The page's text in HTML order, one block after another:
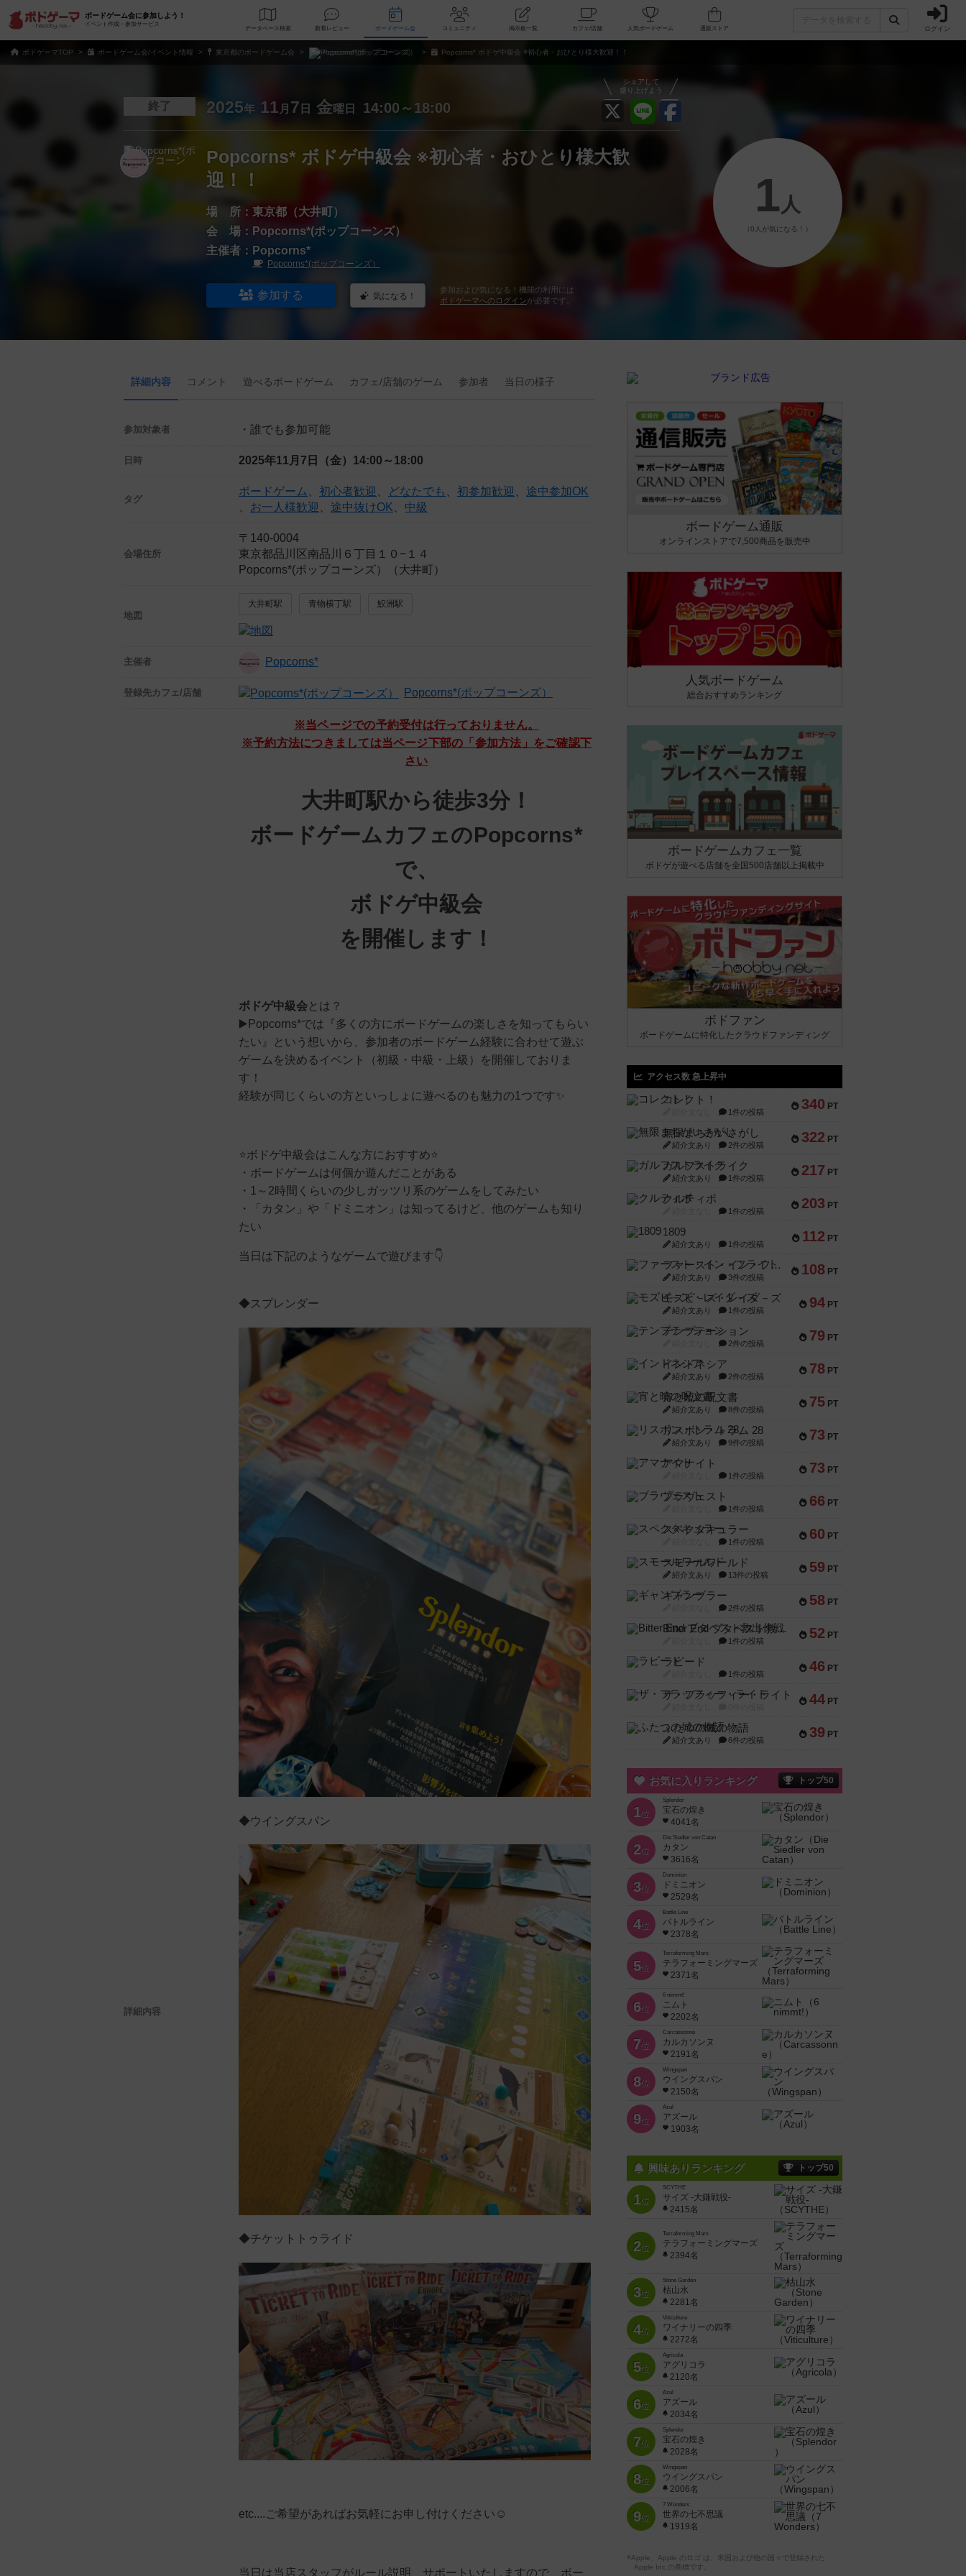
ボードゲーム会に参加しよう！
イベント作成・参加サービス
データベース 検索 新着レビュー ボードゲーム会 コミュニティ 掲示板一覧 カフェ/店舗 人気ボードゲーム ログイン
ボドゲーマTOP ボードゲーム会/イベント情報 東京都のボードゲーム会 Popcorns*(ポップコーンズ） Popcorns* ボドゲ中級会 ※初心者・おひとり様大歓迎！！
シェアして
盛り上げよう
終了 2025年 11 月 7 日 金曜日 14:00～18:00
Popcorns* ボドゲ中級会 ※初心者・おひとり様大歓
迎！！
場 所： 東京都（大井町）
会 場： Popcorns*(ポップコーンズ）
主催者： Popcorns*
Popcorns*(ポップコーンズ）
参加する 気になる！
参加および気になる！機能の利用には
ボドゲーマへのログインが必要です。
1 人
（0人が気になる！）
詳細内容 コメント 遊べるボードゲーム カフェ/店舗のゲーム 参加者 当日の様子
参加対象者 ・誰でも参加可能
日時 2025年11月7日（金） 14:00～18:00
タグ
ボードゲーム 初心者歓迎 どなたでも 初参加歓迎
途中参加OK
お一人様歓迎 途中抜けOK 中級
会場住所
〒140-0004
東京都品川区南品川６丁目１０−１４
Popcorns*(ポップコーンズ）（大井町）
地図
大井町駅 青物横丁駅 鮫洲駅
主催者 Popcorns*
登録先カフェ/店舗 Popcorns*(ポップコーンズ）
詳細内容
※当ページでの予約受付は行っておりません。
※予約方法につきましては当ページ下部の「参加方法」をご確認下
さい
大井町駅から徒歩3分！
ボードゲームカフェのPopcorns*
で、
ボドゲ中級会
を開催します！
ボドゲ中級会とは？
▶️Popcorns*では『多くの方にボードゲームの楽しさを知ってもらい
たい』という想いから、参加者のボードゲーム経験に合わせて遊ぶ
ゲームを決めるイベント（初級・中級・上級）を開催しておりま
す！
経験が同じくらいの方といっしょに遊べるのも魅力の1つです✨️
⭐️ボドゲ中級会はこんな方におすすめ⭐️
・ボードゲームは何個か遊んだことがある
・1～2時間くらいの少しガッツリ系のゲームをしてみたい
・「カタン」や「ドミニオン」は知ってるけど、他のゲームも知り
たい
当日は下記のようなゲームで遊びます👇️
◆スプレンダー
◆ウイングスパン
◆チケットトゥライド
etc....ご希望があればお気軽にお申し付けください☺️
当日は当店スタッフがルール説明、サポートいたしますので、ボー
ボードゲーム通販
オンラインストアで7,500商品を販売中
人気ボードゲーム
総合おすすめランキング
ボードゲームカフェ一覧
ボドゲが遊べる店舗を全国500店舗以上掲載中
ボドファン
ボードゲームに特化したクラウドファンディング
アクセス数 急上昇中
340 PT
コレクト！
1件の投稿
322 PT
無限まちがいさがし
紹介文あり 2件の投稿
217 PT
ガルフストライク
紹介文あり 1件の投稿
203 PT
クルティボ
1件の投稿
112 PT
1809
紹介文あり 1件の投稿
108 PT
ファースト・イン・フライト
紹介文あり 3件の投稿
94 PT
モズビ－ズ・レイダ－ズ
紹介文あり 1件の投稿
79 PT
テンプテーション
2件の投稿
78 PT
インドネシア
紹介文あり 2件の投稿
75 PT
宵と暁の呪文書
紹介文あり 8件の投稿
73 PT
リスボン・トラム 28
紹介文あり 9件の投稿
73 PT
アマナイト
1件の投稿
66 PT
ブラヴェスト
1件の投稿
60 PT
スペクタキュラー
1件の投稿
59 PT
スモールワールド
紹介文あり 13件の投稿
58 PT
ギャンブラー
2件の投稿
52 PT
Bitter End ブタペスト救出作戦
1件の投稿
46 PT
ラピード
1件の投稿
44 PT
ザ・フラッフィー・ライト
39 PT
ふたつの城の物語
紹介文あり 6件の投稿
お気に入りランキング トップ50
1位
Splendor
宝石の煌き
4041名
2位
Die Siedler von Catan
カタン
3616名
3位
Dominion
ドミニオン
2529名
4位
Battle Line
バトルライン
2378名
5位
Terraforming Mars
テラフォーミングマーズ
2371名
6位
6 nimmt!
ニムト
2202名
7位
Carcassonne
カルカソンヌ
2191名
8位
Wingspan
ウイングスパン
2150名
9位
Azul
アズール
1903名
興味ありランキング トップ50
1位
SCYTHE
サイズ -大鎌戦役-
2415名
2位
Terraforming Mars
テラフォーミングマーズ
2394名
3位
Stone Garden
枯山水
2281名
4位
Viticulture
ワイナリーの四季
2272名
5位
Agricola
アグリコラ
2120名
6位
Azul
アズール
2034名
7位
Splendor
宝石の煌き
2028名
8位
Wingspan
ウイングスパン
2006名
9位
7 Wonders
世界の七不思議
1919名
※Apple、Apple のロゴ は、米国および他の国々で登録された
Apple Inc.の商標です。